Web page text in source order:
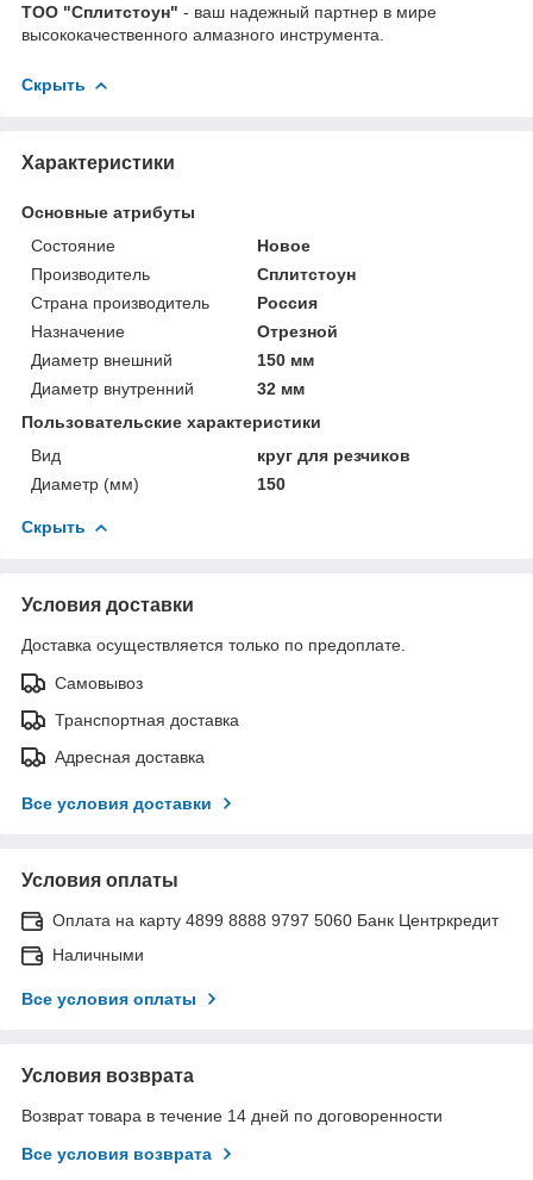
ТОО "Сплитстоун" - ваш надежный партнер в мире
высококачественного алмазного инструмента.
Скрыть
Характеристики
Основные атрибуты
Состояние
Новое
Производитель
Сплитстоун
Страна производитель
Россия
Назначение
Отрезной
Диаметр внешний
150 мм
Диаметр внутренний
32 мм
Пользовательские характеристики
Вид
круг для резчиков
Диаметр (мм)
150
Скрыть
Условия доставки
Доставка осуществляется только по предоплате.
Самовывоз
Транспортная доставка
Адресная доставка
Все условия доставки
Условия оплаты
Оплата на карту 4899 8888 9797 5060 Банк Центркредит
Наличными
Все условия оплаты
Условия возврата
Возврат товара в течение 14 дней по договоренности
Все условия возврата